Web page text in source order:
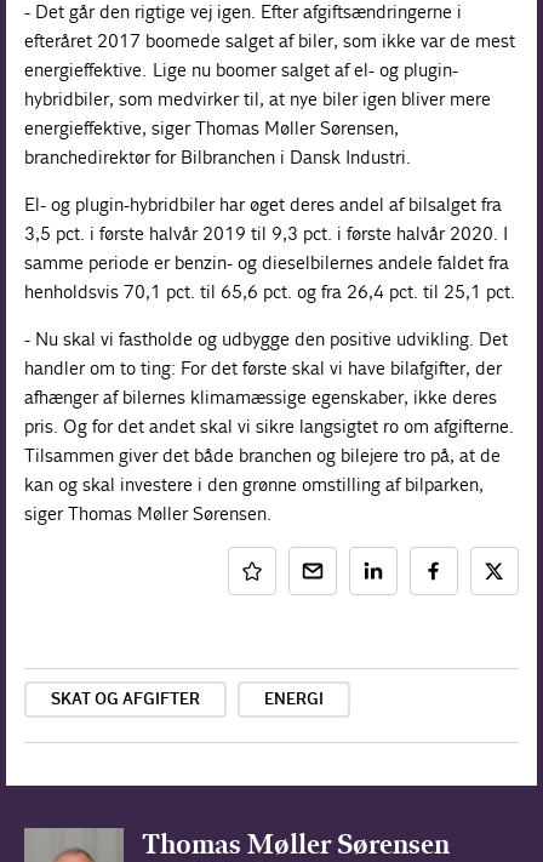
- Det går den rigtige vej igen. Efter afgiftsændringerne i
efteråret 2017 boomede salget af biler, som ikke var de mest
energieffektive. Lige nu boomer salget af el- og plugin-
hybridbiler, som medvirker til, at nye biler igen bliver mere
energieffektive, siger Thomas Møller Sørensen,
branchedirektør for Bilbranchen i Dansk Industri.
El- og plugin-hybridbiler har øget deres andel af bilsalget fra
3,5 pct. i første halvår 2019 til 9,3 pct. i første halvår 2020. I
samme periode er benzin- og dieselbilernes andele faldet fra
henholdsvis 70,1 pct. til 65,6 pct. og fra 26,4 pct. til 25,1 pct.
- Nu skal vi fastholde og udbygge den positive udvikling. Det
handler om to ting: For det første skal vi have bilafgifter, der
afhænger af bilernes klimamæssige egenskaber, ikke deres
pris. Og for det andet skal vi sikre langsigtet ro om afgifterne.
Tilsammen giver det både branchen og bilejere tro på, at de
kan og skal investere i den grønne omstilling af bilparken,
siger Thomas Møller Sørensen.
SKAT OG AFGIFTER ENERGI
Thomas Møller Sørensen